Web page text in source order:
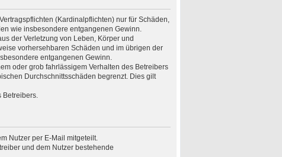
(Kardinalpflichten) nur für Schäden,
wie insbesondere entgangenen Gewinn.
der Verletzung von Leben, Körper und
vorhersehbaren Schäden und im übrigen der
entgangenen Gewinn.
oder grob fahrlässigem Verhalten des Betreibers
Durchschnittsschäden begrenzt. Dies gilt
Betreibers.
Nutzer per E-Mail mitgeteilt.
und dem Nutzer bestehende